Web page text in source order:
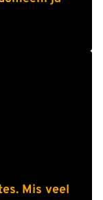
Mis veel